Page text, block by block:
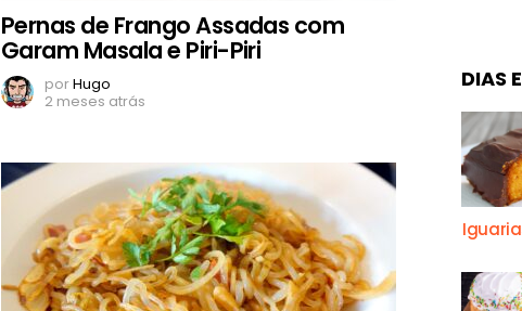
Pernas de Frango Assadas com
Garam Masala e Piri-Piri
porHugo
2 meses atrás
DIAS